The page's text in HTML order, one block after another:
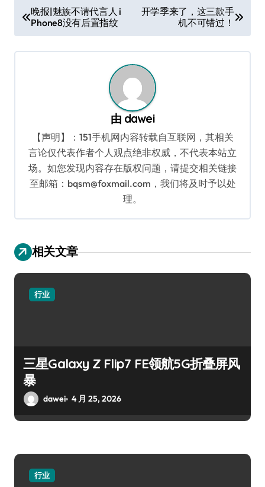
章
导
晚报|魅族不请代言人 i
Phone8没有后置指纹
开学季来了，这三款手
机不可错过！
由 dawei
【声明】：151手机网内容转载自互联网，其相关
言论仅代表作者个人观点绝非权威，不代表本站立
场。如您发现内容存在版权问题，请提交相关链接
至邮箱：bqsm@foxmail.com，我们将及时予以处
理。
相关文章
行业
三星Galaxy Z Flip7 FE领航5G折叠屏风
暴
dawei 4 月 25, 2026
行业